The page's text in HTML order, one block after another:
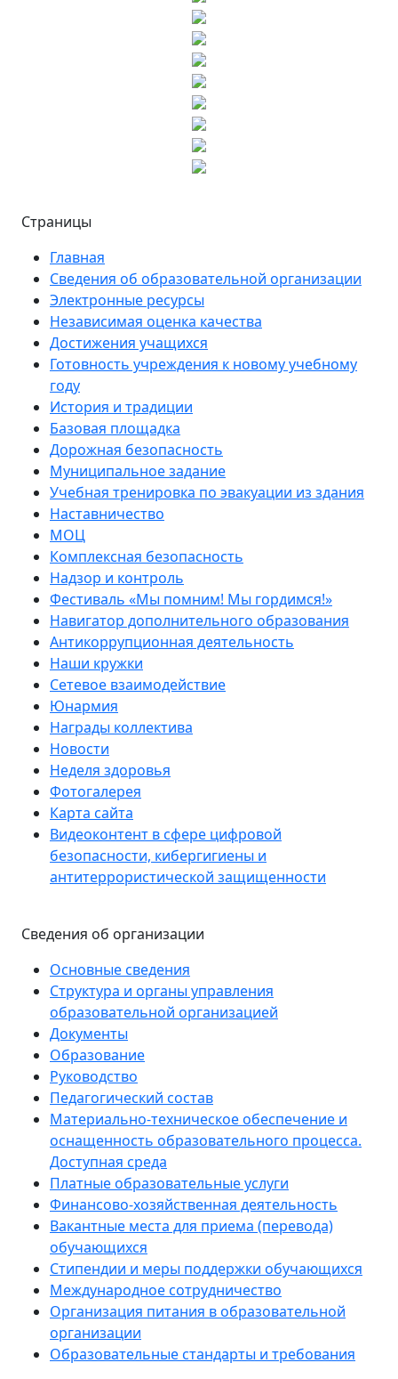
Страницы
Главная
Сведения об образовательной организации
Электронные ресурсы
Независимая оценка качества
Достижения учащихся
Готовность учреждения к новому учебному
году
История и традиции
Базовая площадка
Дорожная безопасность
Муниципальное задание
Учебная тренировка по эвакуации из здания
Наставничество
МОЦ
Комплексная безопасность
Надзор и контроль
Фестиваль «Мы помним! Мы гордимся!»
Навигатор дополнительного образования
Антикоррупционная деятельность
Наши кружки
Сетевое взаимодействие
Юнармия
Награды коллектива
Новости
Неделя здоровья
Фотогалерея
Карта сайта
Видеоконтент в сфере цифровой
безопасности, кибергигиены и
антитеррористической защищенности
Сведения об организации
Основные сведения
Структура и органы управления
образовательной организацией
Документы
Образование
Руководство
Педагогический состав
Материально-техническое обеспечение и
оснащенность образовательного процесса.
Доступная среда
Платные образовательные услуги
Финансово-хозяйственная деятельность
Вакантные места для приема (перевода)
обучающихся
Стипендии и меры поддержки обучающихся
Международное сотрудничество
Организация питания в образовательной
организации
Образовательные стандарты и требования